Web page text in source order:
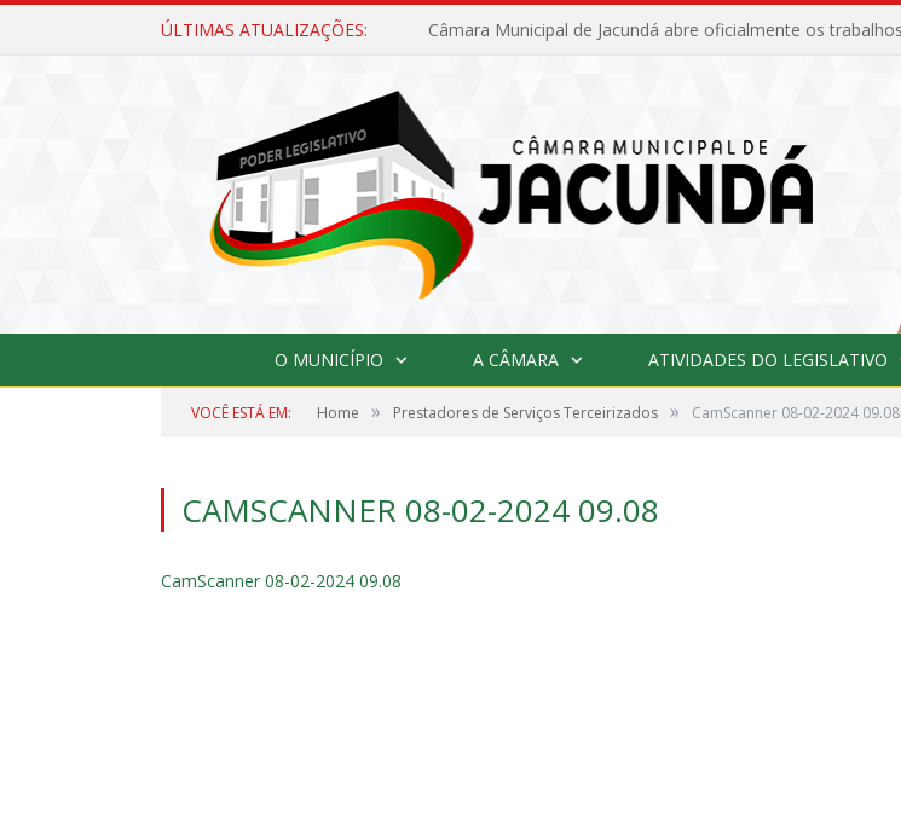
ÚLTIMAS ATUALIZAÇÕES:
O MUNICÍPIO A CÂMARA ATIVIDADES DO LEGISLATIVO
VOCÊ ESTÁ EM: Home » Prestadores de Serviços Terceirizados » CamScanner 08-02-2024 09.08
CAMSCANNER 08-02-2024 09.08
CamScanner 08-02-2024 09.08